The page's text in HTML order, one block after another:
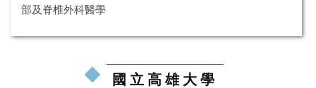
部及脊椎外科醫學
國立高雄大學